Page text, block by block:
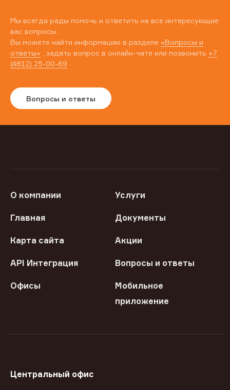
Мы всегда рады помочь и ответить на все интересующие
вас вопросы.
Вы можете найти информацию в разделе «Вопросы и
ответы» , задать вопрос в онлайн-чате или позвонить +7
(4812) 25-00-69
Вопросы и ответы
О компании Услуги
Главная Документы
Карта сайта Акции
API Интеграция Вопросы и ответы
Офисы
Мобильное
приложение
Центральный офис